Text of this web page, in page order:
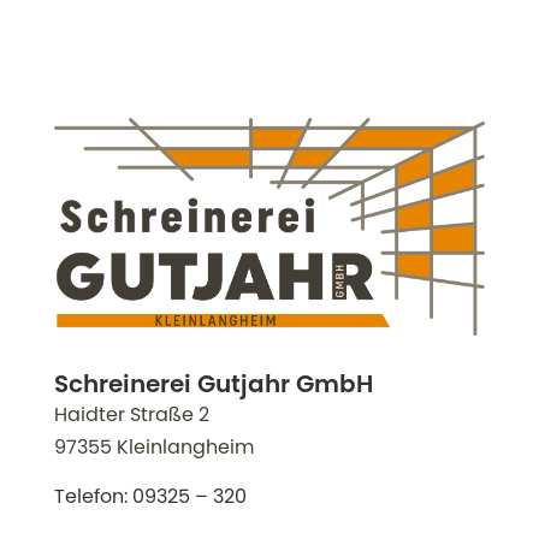
Schreinerei Gutjahr GmbH
Haidter Straße 2
97355 Kleinlangheim
Telefon: 09325 – 320